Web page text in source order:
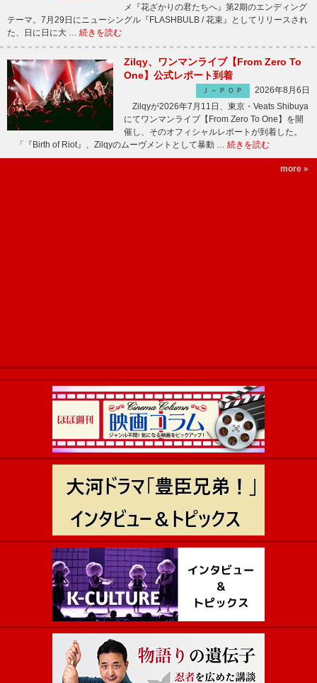
メ『花ざかりの君たちへ』第2期のエンディング
テーマ。7月29日にニューシングル『FLASHBULB / 花束』としてリリースされ
た、日に日に大 … 続きを読む
Zilqy、ワンマンライブ【From Zero To
One】公式レポート到着
Ｊ－ＰＯＰ
2026年8月6日
Zilqyが2026年7月11日、東京・Veats Shibuya
にてワンマンライブ【From Zero To One】を開
催し、そのオフィシャルレポートが到着した。
「『Birth of Riot』、Zilqyのムーヴメントとして暴動 … 続きを読む
more »